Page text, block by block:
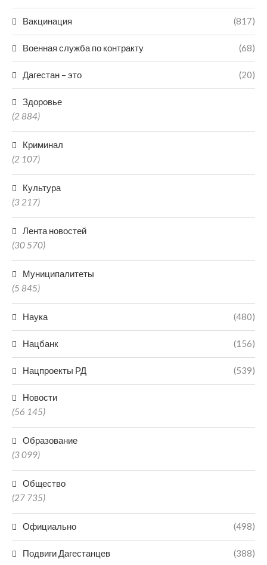
Вакцинация (817)
Военная служба по контракту (68)
Дагестан – это (20)
Здоровье
(2 884)
Криминал
(2 107)
Культура
(3 217)
Лента новостей
(30 570)
Муниципалитеты
(5 845)
Наука (480)
Нацбанк (156)
Нацпроекты РД (539)
Новости
(56 145)
Образование
(3 099)
Общество
(27 735)
Официально (498)
Подвиги Дагестанцев (388)